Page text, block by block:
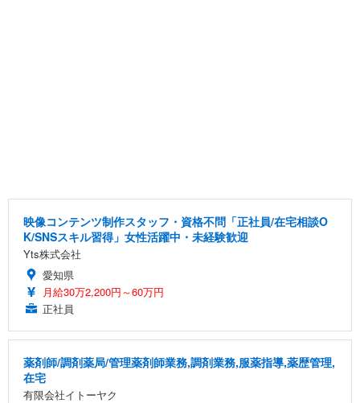
映像コンテンツ制作スタッフ・資格不問「正社員/在宅相談O
K/SNSスキル習得」女性活躍中・未経験歓迎
Yts株式会社
愛知県
月給30万2,200円～60万円
正社員
薬剤師/調剤薬局/管理薬剤師業務,調剤業務,服薬指導,薬歴管理,
在宅
有限会社イトーヤク